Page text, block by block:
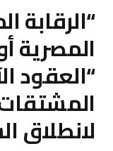
“الرقابة
المصرية
“العقود
لانطلاق